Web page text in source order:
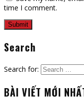
time I comment.
Search
Search for:
BÀI VIẾT MỚI